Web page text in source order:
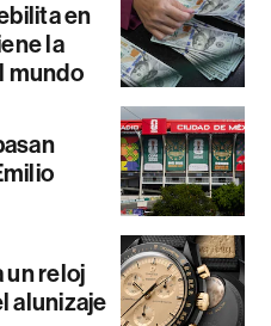
en
la
mundo
un reloj
alunizaje